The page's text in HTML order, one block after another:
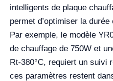
intelligents de plaque
permet d’optimiser la
Par exemple, le modèle
de chauffage de 750W et
Rt-380°C, requiert un suivi
ces paramètres restent